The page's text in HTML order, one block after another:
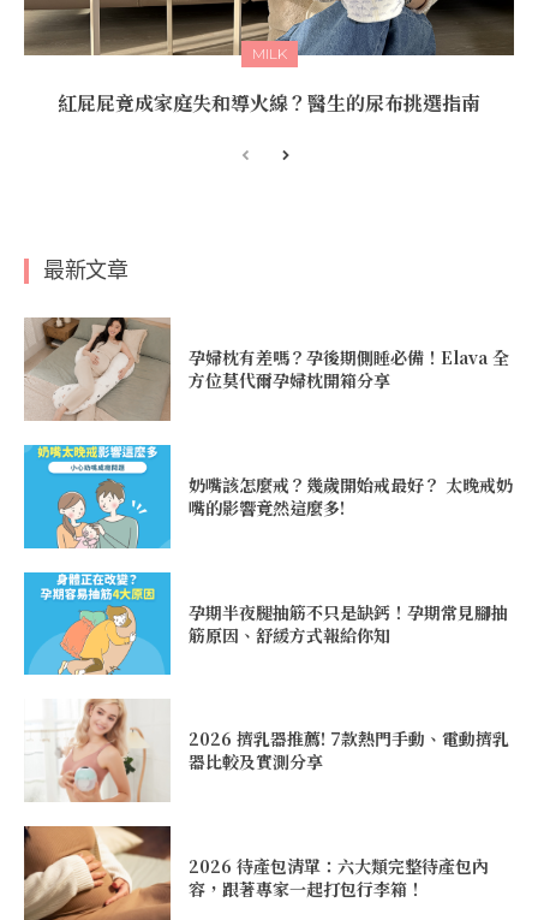
MILK
紅屁屁竟成家庭失和導火線？醫生的尿布挑選指南
最新文章
孕婦枕有差嗎？孕後期側睡必備！Elava 全
方位莫代爾孕婦枕開箱分享
奶嘴該怎麼戒？幾歲開始戒最好？ 太晚戒奶
嘴的影響竟然這麼多!
孕期半夜腿抽筋不只是缺鈣！孕期常見腳抽
筋原因、舒緩方式報給你知
2026 擠乳器推薦! 7款熱門手動、電動擠乳
器比較及實測分享
2026 待產包清單：六大類完整待產包內
容，跟著專家一起打包行李箱！